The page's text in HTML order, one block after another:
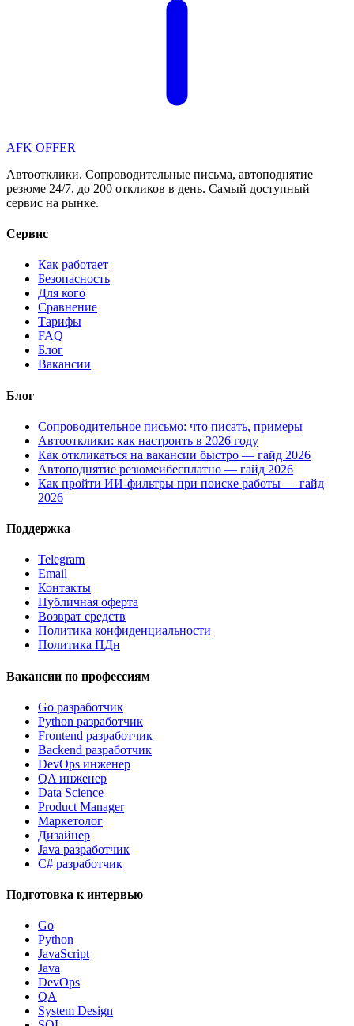
AFK OFFER
Автоотклики. Сопроводительные письма, автоподнятие
резюме 24/7, до 200 откликов в день. Самый доступный
сервис на рынке.
Сервис
Как работает
Безопасность
Для кого
Сравнение
Тарифы
FAQ
Блог
Вакансии
Блог
Сопроводительное письмо: что писать, примеры
Автоотклики: как настроить в 2026 году
Как откликаться на вакансии быстро — гайд 2026
Автоподнятие резюмеибесплатно — гайд 2026
Как пройти ИИ-фильтры при поиске работы — гайд
2026
Поддержка
Telegram
Email
Контакты
Публичная оферта
Возврат средств
Политика конфиденциальности
Политика ПДн
Вакансии по профессиям
Go разработчик
Python разработчик
Frontend разработчик
Backend разработчик
DevOps инженер
QA инженер
Data Science
Product Manager
Маркетолог
Дизайнер
Java разработчик
C# разработчик
Подготовка к интервью
Go
Python
JavaScript
Java
DevOps
QA
System Design